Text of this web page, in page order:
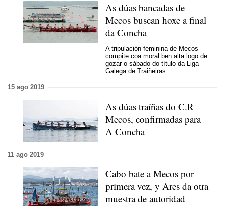
As dúas bancadas de
Mecos buscan hoxe a final
da Concha
A tripulación feminina de Mecos
compite coa moral ben alta logo de
gozar o sábado do título da Liga
Galega de Traiñeiras
15 ago 2019
As dúas traíñas do C.R
Mecos, confirmadas para
A Concha
11 ago 2019
Cabo bate a Mecos por
primera vez, y Ares da otra
muestra de autoridad